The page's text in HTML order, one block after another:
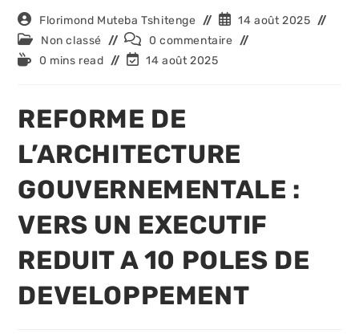
Auteur/autrice
de
la
publication :
Florimond Muteba Tshitenge
Publication
publiée :
14 août 2025
Post
category:
Non classé
Commentaires
de
la
0 commentaire
Temps0 mins read
Dernière
publication :
14 août 2025
REFORME DE
L’ARCHITECTURE
GOUVERNEMENTALE :
VERS UN EXECUTIF
REDUIT A 10 POLES DE
DEVELOPPEMENT